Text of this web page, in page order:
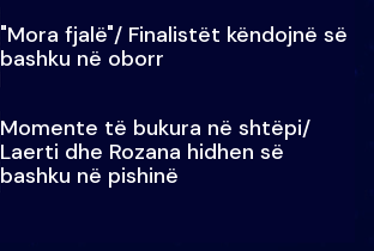
"Mora fjalë"/ Finalistët këndojnë së
bashku në oborr
Momente të bukura në shtëpi/
Laerti dhe Rozana hidhen së
bashku në pishinë